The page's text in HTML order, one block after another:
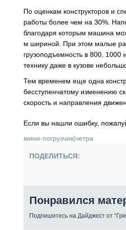
По оценкам конструкторов и
работы более чем на 30%.
благодаря которым машина
м шириной. При этом малые
грузоподъемность в 800,
технику даже в кузове
Тем временем еще одна
бесступенчатому изменению
скорость и направления
Если вы нашли ошибку,
мини-погрузчик|четра
ПОДЕЛИТЬСЯ:
Понравился
Подпишитесь на Дайджест от